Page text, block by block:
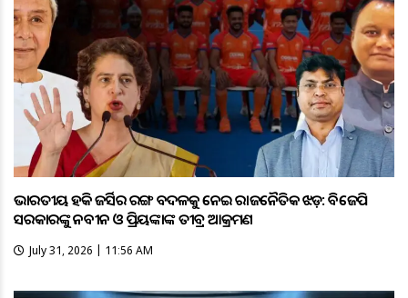
ଭାରତୀୟ ହକି ଜର୍ସିର ରଙ୍ଗ ବଦଳକୁ ନେଇ ରାଜନୈତିକ ଝଡ଼: ବିଜେପି
ସରକାରଙ୍କୁ ନବୀନ ଓ ପ୍ରିୟଙ୍କାଙ୍କ ତୀବ୍ର ଆକ୍ରମଣ
July 31, 2026 | 11:56 AM